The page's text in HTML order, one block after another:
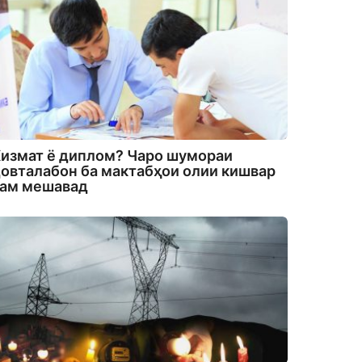
ё диплом? Чаро шумораи
ба мактабҳои олии кишвар
мешавад